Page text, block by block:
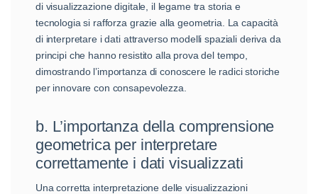
di visualizzazione digitale, il legame tra storia e
tecnologia si rafforza grazie alla geometria. La capacità
di interpretare i dati attraverso modelli spaziali deriva da
principi che hanno resistito alla prova del tempo,
dimostrando l’importanza di conoscere le radici storiche
per innovare con consapevolezza.
b. L’importanza della comprensione
geometrica per interpretare
correttamente i dati visualizzati
Una corretta interpretazione delle visualizzazioni